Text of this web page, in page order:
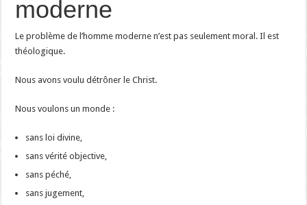
moderne
Le problème de l’homme moderne n’est pas seulement moral. Il est
théologique.
Nous avons voulu détrôner le Christ.
Nous voulons un monde :
sans loi divine,
sans vérité objective,
sans péché,
sans jugement,